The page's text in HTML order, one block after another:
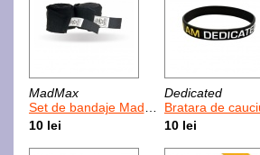
MadMax
Set de bandaje MadMax Black 4 m (MBA-001)
10 lei
Dedicated
Bratara de cauciuc Dedicated
10 lei